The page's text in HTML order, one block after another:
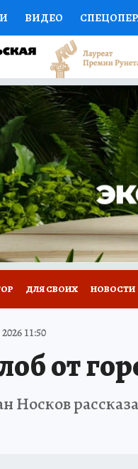
ВИДЕО
НАУКА СПОРТ
ДОКТОР
ПРОГНОЗЫ НА СПОРТ
РЕКЛАМА
ДЛЯ СВОИХ НОВОСТИ
САМАРЕ КП В МАХ
ФРОНТУ ИТОГИ ГОДА-2024
11:50
от
Носков